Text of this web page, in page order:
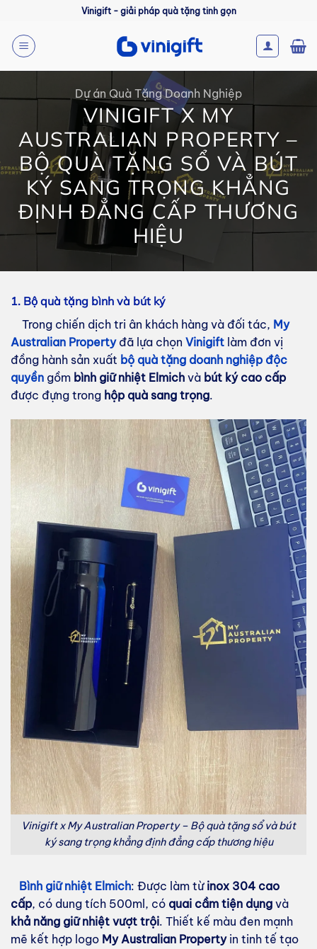
nội
dung
Vinigift - giải pháp quà tặng tinh gọn
Dự án Quà Tặng Doanh Nghiệp
VINIGIFT X MY
AUSTRALIAN PROPERTY –
BỘ QUÀ TẶNG SỔ VÀ BÚT
KÝ SANG TRỌNG KHẲNG
ĐỊNH ĐẲNG CẤP THƯƠNG
HIỆU
1. Bộ quà tặng bình và bút ký
Trong chiến dịch tri ân khách hàng và đối tác, My
Australian Propertyđã lựa chọn Vinigift làm đơn vị
đồng hành sản xuất bộ quà tặng doanh nghiệp độc
quyền gồm bình giữ nhiệt Elmich và bút ký cao cấp
được đựng trong hộp quà sang trọng.
Vinigift x My Australian Property – Bộ quà tặng sổ và bút
ký sang trọng khẳng định đẳng cấp thương hiệu
Bình giữ nhiệt Elmich: Được làm từ inox 304 cao
cấp, có dung tích 500ml, có quai cầm tiện dụng và
khả năng giữ nhiệt vượt trội. Thiết kế màu đen mạnh
mẽ kết hợp logo My Australian Propertyin tinh tế tạo